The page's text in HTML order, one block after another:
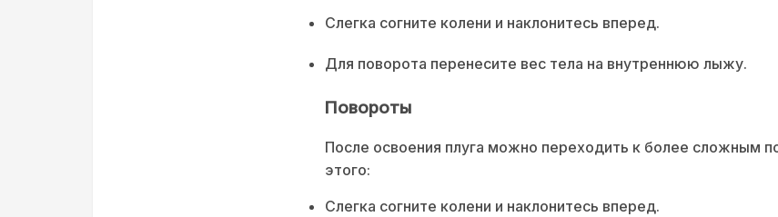
Слегка согните колени и наклонитесь вперед.
Для поворота перенесите вес тела на внутреннюю лыжу.
Повороты
После освоения плуга можно переходить к более сложным
этого:
Слегка согните колени и наклонитесь вперед.